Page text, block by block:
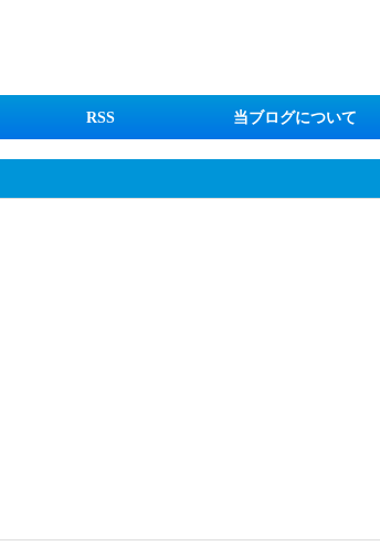
RSS 当ブログについて